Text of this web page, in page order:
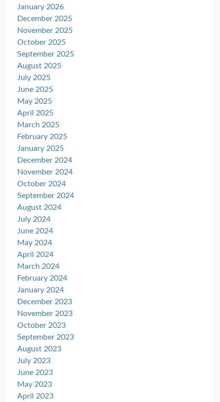
January 2026
December 2025
November 2025
October 2025
September 2025
August 2025
July 2025
June 2025
May 2025
April 2025
March 2025
February 2025
January 2025
December 2024
November 2024
October 2024
September 2024
August 2024
July 2024
June 2024
May 2024
April 2024
March 2024
February 2024
January 2024
December 2023
November 2023
October 2023
September 2023
August 2023
July 2023
June 2023
May 2023
April 2023